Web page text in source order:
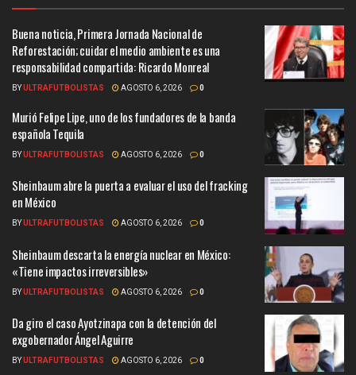
Buena noticia, Primera Jornada Nacional de
Reforestación; cuidar el medio ambiente es una
responsabilidad compartida: Ricardo Monreal
BYULTRAFUTBOLISTAS AGOSTO 6, 2026 0
Murió Felipe Lipe, uno de los fundadores de la banda
española Tequila
BYULTRAFUTBOLISTAS AGOSTO 6, 2026 0
Sheinbaum abre la puerta a evaluar el uso del fracking
en México
BYULTRAFUTBOLISTAS AGOSTO 6, 2026 0
Sheinbaum descarta la energía nuclear en México:
«Tiene impactos irreversibles»
BYULTRAFUTBOLISTAS AGOSTO 6, 2026 0
Da giro el caso Ayotzinapa con la detención del
exgobernador Ángel Aguirre
BYULTRAFUTBOLISTAS AGOSTO 6, 2026 0